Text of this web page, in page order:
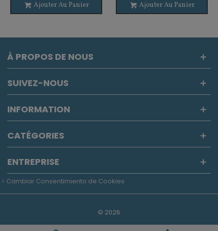
Ajouter Au Panier
Ajouter Au Panier
À PROPOS DE NOUS
SUIVEZ-NOUS
INFORMATION
CATÉGORIES
ENTREPRISE
Cambiar Consentimiento de Cookies
© 2026